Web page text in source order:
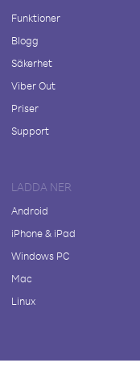
Funktioner
Blogg
Säkerhet
Viber Out
Priser
Support
LADDA NER
Android
iPhone & iPad
Windows PC
Mac
Linux